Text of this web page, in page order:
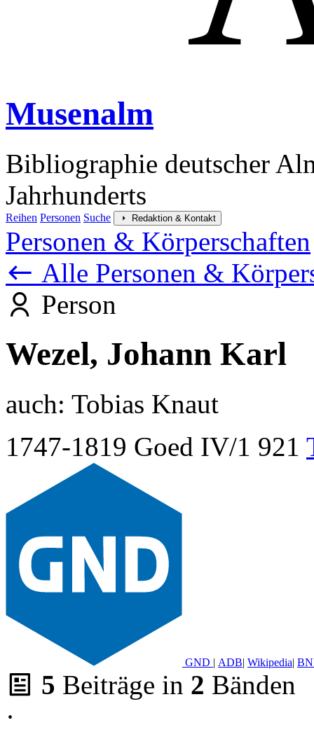
Musenalm
Bibliographie deutscher
Jahrhunderts
Reihen Personen Suche Redaktion & Kontakt
Personen & Körperschaften
Alle Personen &
Person
Wezel, Johann Karl
auch: Tobias Knaut
1747-1819 Goed IV/1 921
GND | ADB| Wikipedia|
5 Beiträge in 2 Bänden
·